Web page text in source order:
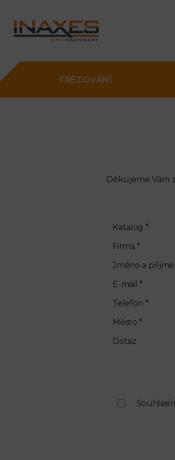
FRÉZOVÁNÍ
Děkujeme Vám
Katalog *
Firma *
Jméno a
E-mail *
Telefon *
Město *
Dotaz